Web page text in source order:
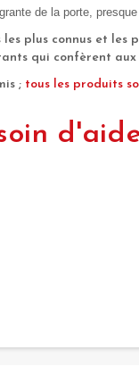
de la porte,
plus connus et les
qui confèrent
; tous les produits